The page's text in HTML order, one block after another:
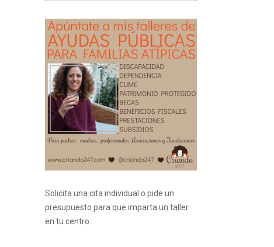
Solicita una cita individual o pide un
presupuesto para que imparta un taller
en tu centro.